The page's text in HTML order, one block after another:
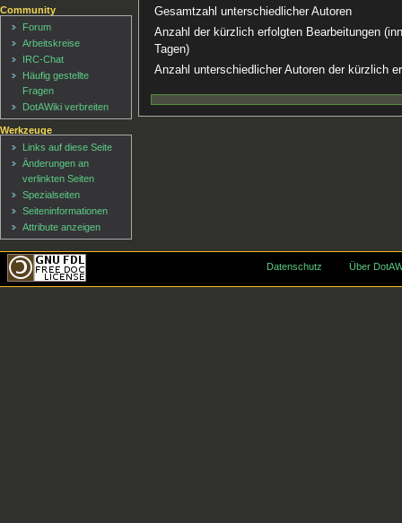
Gesamtzahl unterschiedlicher Autoren
Anzahl der kürzlich erfolgten Bearbeitungen
Tagen)
Anzahl unterschiedlicher Autoren der kürzlich
Community
Forum
Arbeitskreise
IRC-Chat
Häufig gestellte
Fragen
DotAWiki verbreiten
Werkzeuge
Links auf diese Seite
Änderungen an
verlinkten Seiten
Spezialseiten
Seiten­informationen
Attribute anzeigen
Datenschutz Über